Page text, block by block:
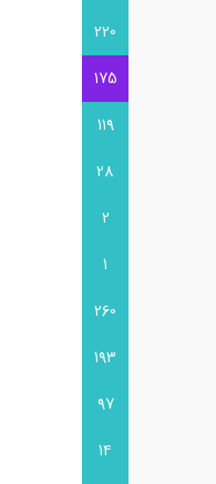
220
175
119
28
2
1
260
193
97
14